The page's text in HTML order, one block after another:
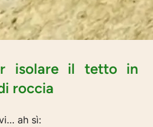
isolare il tetto in
roccia
ah sì: